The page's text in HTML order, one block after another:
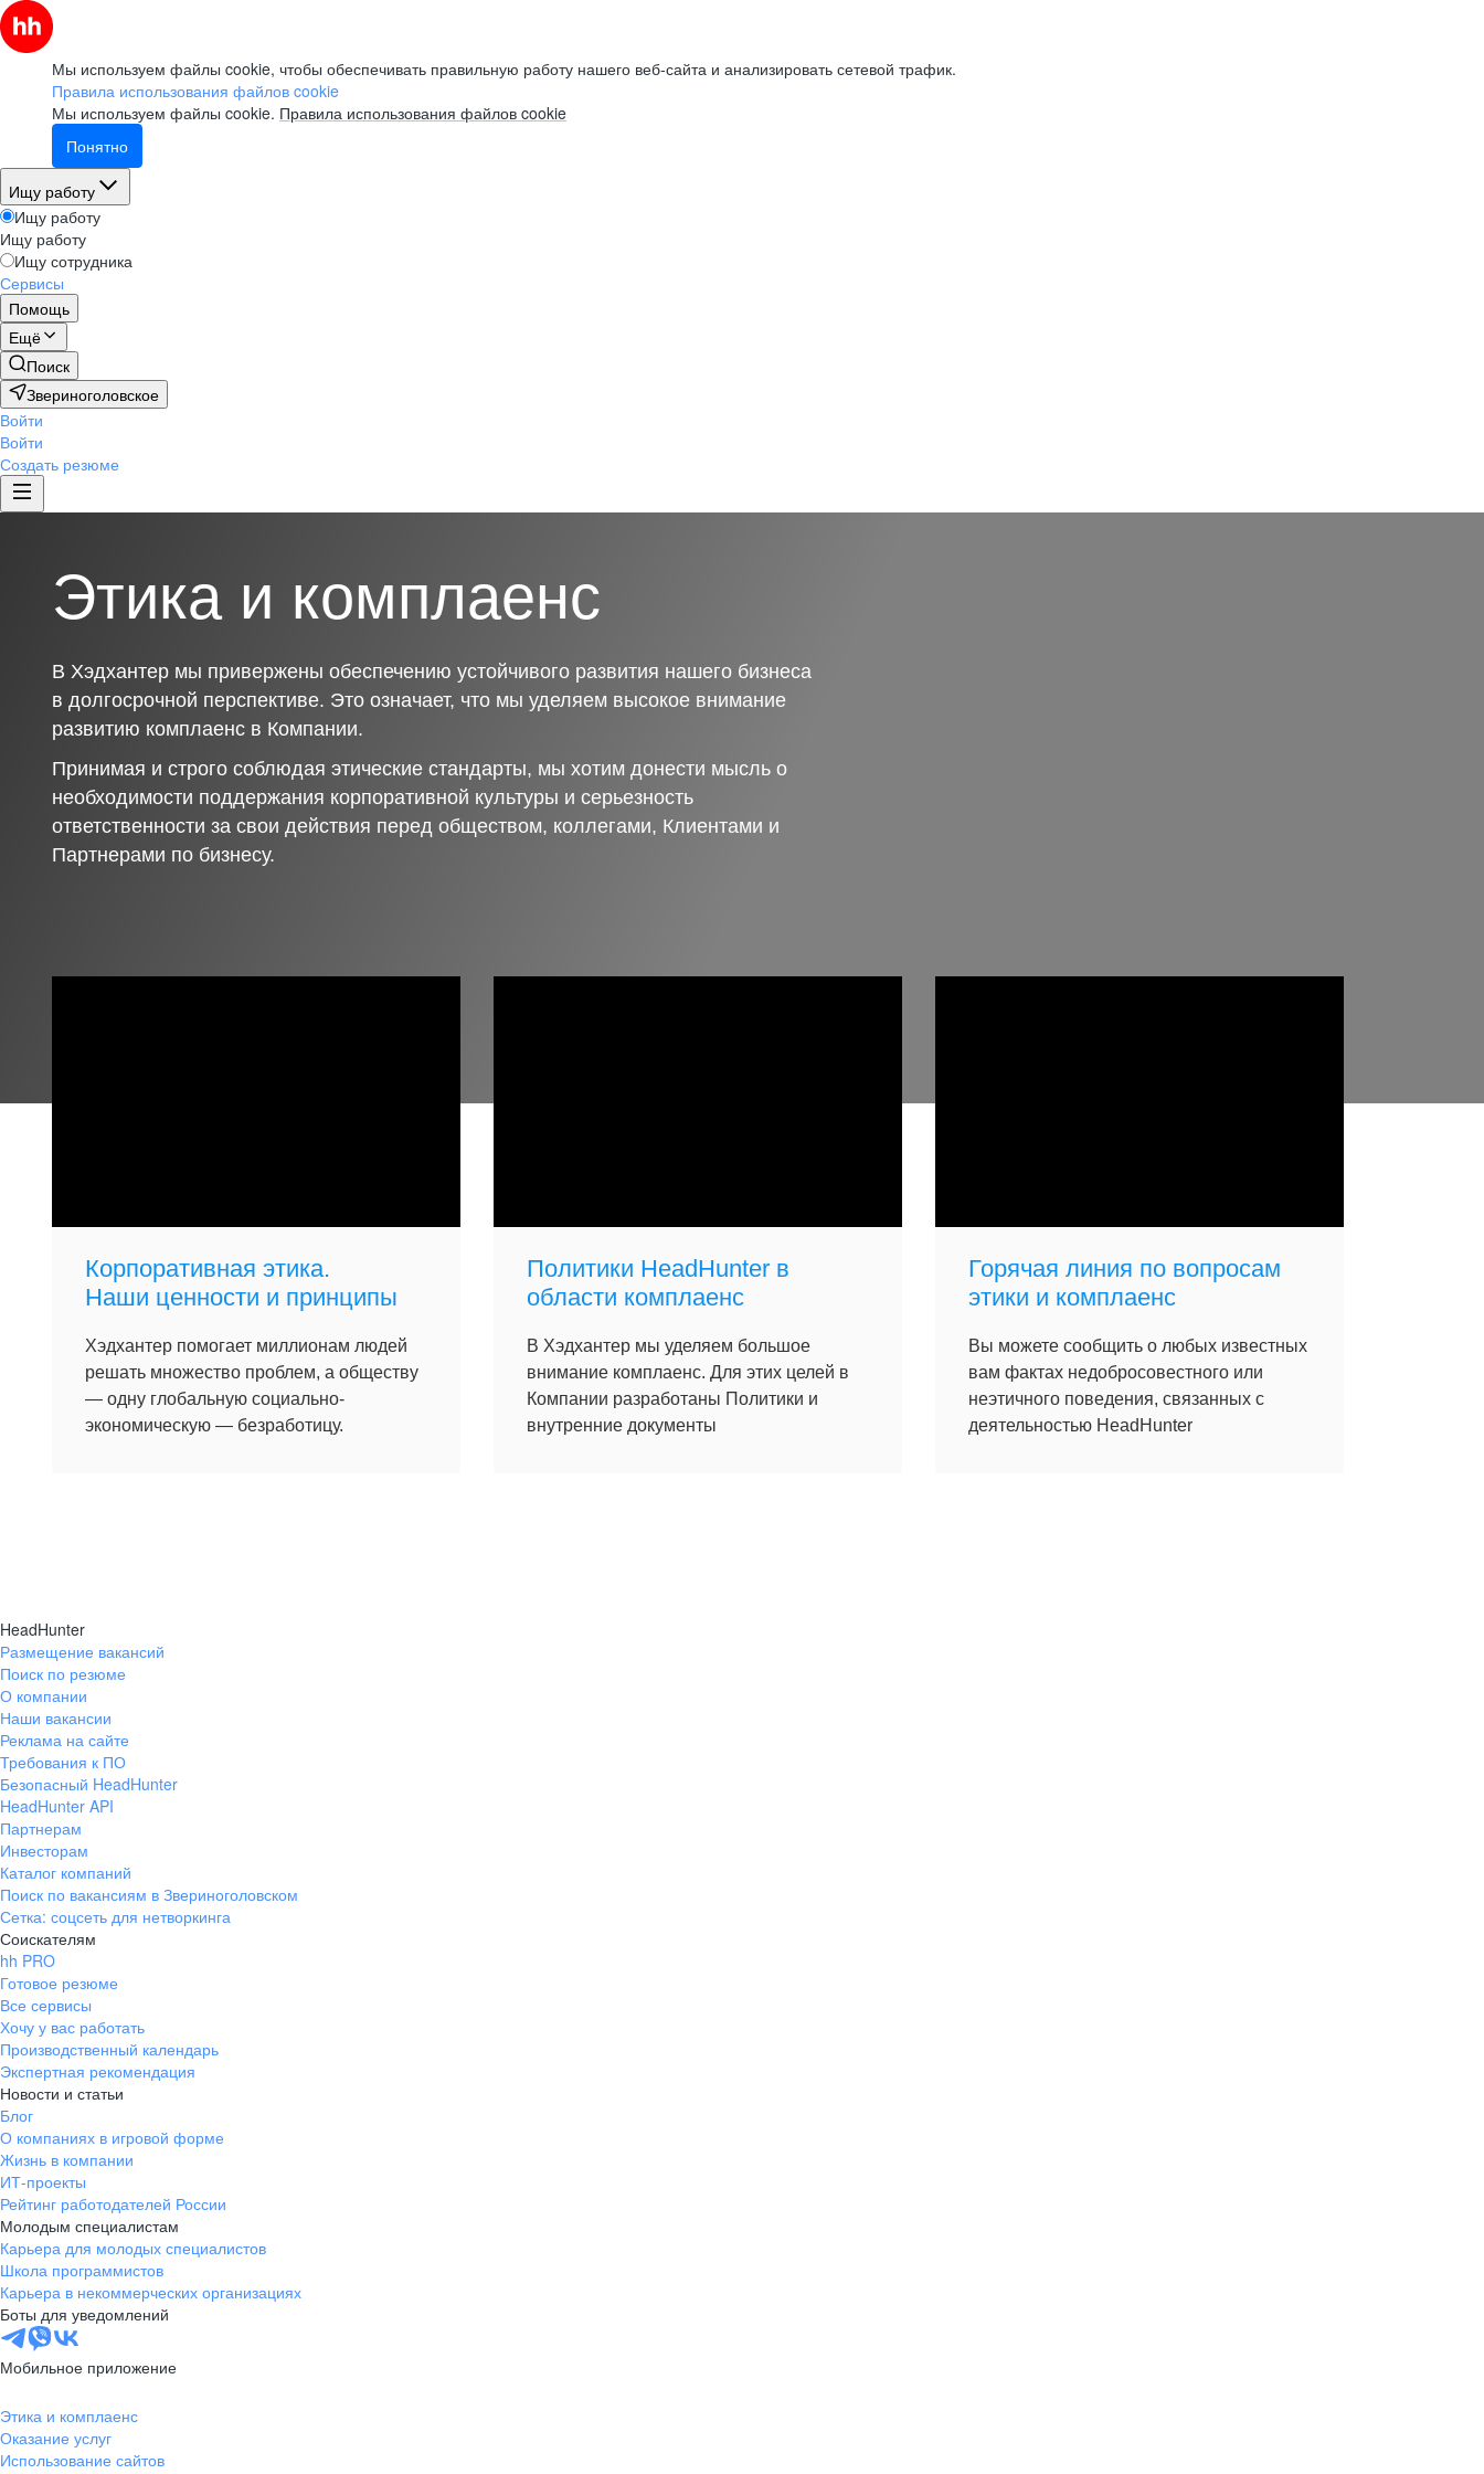
Мы используем файлы cookie, чтобы обеспечивать правильную работу нашего веб-сайта и анализировать сетевой трафик.
Правила использования файлов cookie
Мы используем файлы cookie. Правила использования файлов cookie
Понятно
Ищу работу
Ищу работу
Ищу работу
Ищу сотрудника
Сервисы
Помощь
Ещё
Поиск
Звериноголовское
Войти
Войти
Создать резюме
Этика и комплаенс
В Хэдхантер мы привержены обеспечению устойчивого развития нашего бизнеса
в долгосрочной перспективе. Это означает, что мы уделяем высокое внимание
развитию комплаенс в Компании.
Принимая и строго соблюдая этические стандарты, мы хотим донести мысль о
необходимости поддержания корпоративной культуры и серьезность
ответственности за свои действия перед обществом, коллегами, Клиентами и
Партнерами по бизнесу.
Корпоративная этика.
Наши ценности и принципы
Хэдхантер помогает миллионам людей
решать множество проблем, а обществу
— одну глобальную социально-
экономическую — безработицу.
Политики HeadHunter в
области комплаенс
В Хэдхантер мы уделяем большое
внимание комплаенс. Для этих целей в
Компании разработаны Политики и
внутренние документы
Горячая линия по вопросам
этики и комплаенс
Вы можете сообщить о любых известных
вам фактах недобросовестного или
неэтичного поведения, связанных с
деятельностью HeadHunter
HeadHunter
Размещение вакансий
Поиск по резюме
О компании
Наши вакансии
Реклама на сайте
Требования к ПО
Безопасный HeadHunter
HeadHunter API
Партнерам
Инвесторам
Каталог компаний
Поиск по вакансиям в Звериноголовском
Сетка: соцсеть для нетворкинга
Соискателям
hh PRO
Готовое резюме
Все сервисы
Хочу у вас работать
Производственный календарь
Экспертная рекомендация
Новости и статьи
Блог
О компаниях в игровой форме
Жизнь в компании
ИТ-проекты
Рейтинг работодателей России
Молодым специалистам
Карьера для молодых специалистов
Школа программистов
Карьера в некоммерческих организациях
Боты для уведомлений
Мобильное приложение
Этика и комплаенс
Оказание услуг
Использование сайтов